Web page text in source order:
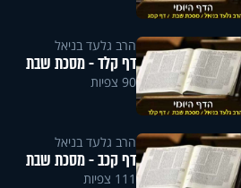
הרב גלעד בניאל
דף קלד - מסכת שבת
90 צפיות
הרב גלעד בניאל
דף קכב - מסכת שבת
111 צפיות